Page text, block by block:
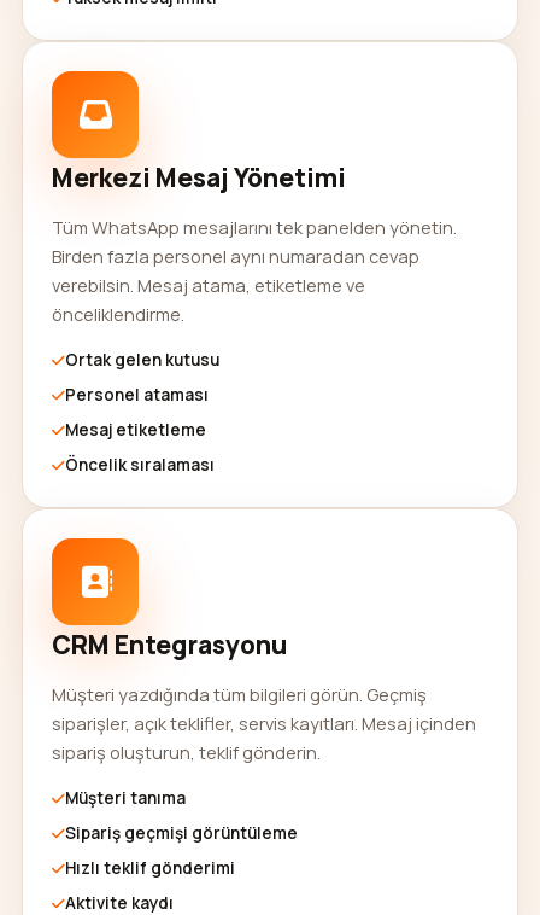
Merkezi Mesaj Yönetimi
Tüm WhatsApp mesajlarını tek panelden yönetin.
Birden fazla personel aynı numaradan cevap
verebilsin. Mesaj atama, etiketleme ve
önceliklendirme.
Ortak gelen kutusu
Personel ataması
Mesaj etiketleme
Öncelik sıralaması
CRM Entegrasyonu
Müşteri yazdığında tüm bilgileri görün. Geçmiş
siparişler, açık teklifler, servis kayıtları. Mesaj içinden
sipariş oluşturun, teklif gönderin.
Müşteri tanıma
Sipariş geçmişi görüntüleme
Hızlı teklif gönderimi
Aktivite kaydı